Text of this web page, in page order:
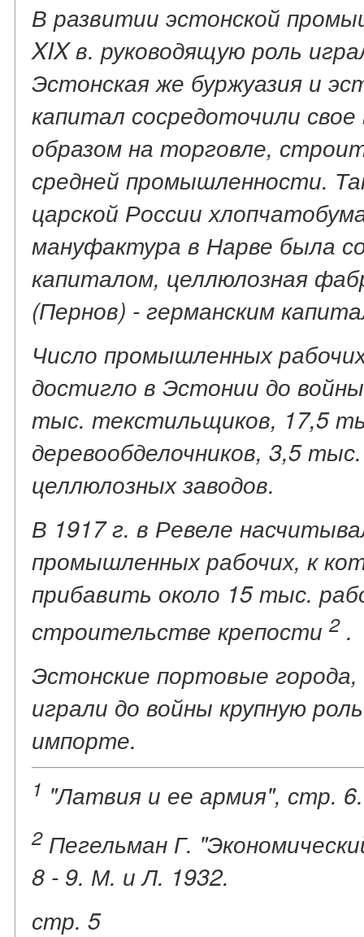
В развитии эстонской
XIX в. руководящую роль
Эстонская же буржуазия и
капитал сосредоточили
образом на торговле,
средней промышленности.
царской России
мануфактура в Нарве была
капиталом, целлюлозная
(Пернов) - германским
Число промышленных
достигло в Эстонии до
тыс. текстильщиков, 17,5
деревообделочников, 3,5
целлюлозных заводов.
В 1917 г. в Ревеле
промышленных рабочих, к
прибавить около 15 тыс.
строительстве крепости2.
Эстонские портовые
играли до войны крупную
импорте.
1 "Латвия и ее армия", стр.
2Пегельман Г.
8 - 9. М. и Л. 1932.
стр. 5